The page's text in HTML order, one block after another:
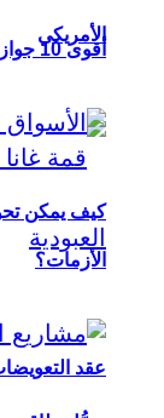
الأمريكي
عقد
أقوى 10 جوازات سفر في إفريقيا لعام 2026
كيف يمكن
الأزمات؟